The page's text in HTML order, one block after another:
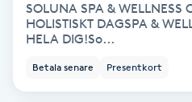
Vinyasa Yoga
Volymfransar
SOLUNA SPA & WELLNESS
HOLISTISKT DAGSPA &
HELA DIG!So...
Betala senare Presentkort